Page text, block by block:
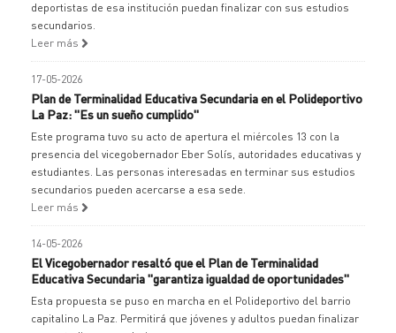
deportistas de esa institución puedan finalizar con sus estudios
secundarios.
Leer más
17-05-2026
Plan de Terminalidad Educativa Secundaria en el Polideportivo
La Paz: "Es un sueño cumplido"
Este programa tuvo su acto de apertura el miércoles 13 con la
presencia del vicegobernador Eber Solís, autoridades educativas y
estudiantes. Las personas interesadas en terminar sus estudios
secundarios pueden acercarse a esa sede.
Leer más
14-05-2026
El Vicegobernador resaltó que el Plan de Terminalidad
Educativa Secundaria "garantiza igualdad de oportunidades"
Esta propuesta se puso en marcha en el Polideportivo del barrio
capitalino La Paz. Permitirá que jóvenes y adultos puedan finalizar